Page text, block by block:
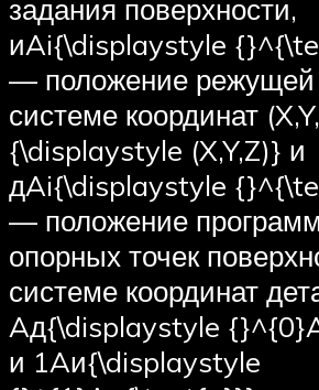
задания поверхности,
иAi{\displaystyle
— положение режущей
системе координат
{\displaystyle (X,Y,Z)} и
дAi{\displaystyle
— положение
опорных точек
системе координат
Aд{\displaystyle
и 1Aи{\displaystyle